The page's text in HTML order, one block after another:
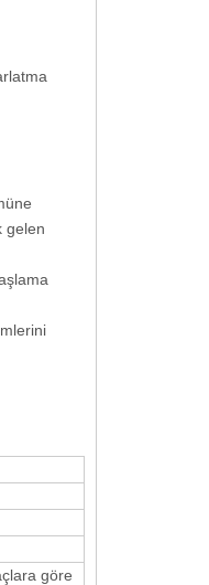
gelen
göre